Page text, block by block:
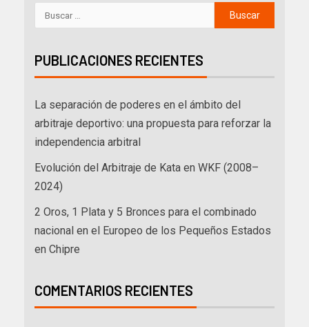
PUBLICACIONES RECIENTES
La separación de poderes en el ámbito del
arbitraje deportivo: una propuesta para reforzar la
independencia arbitral
Evolución del Arbitraje de Kata en WKF (2008–
2024)
2 Oros, 1 Plata y 5 Bronces para el combinado
nacional en el Europeo de los Pequeños Estados
en Chipre
COMENTARIOS RECIENTES